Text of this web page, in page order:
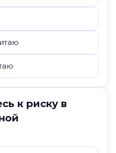
к риску в